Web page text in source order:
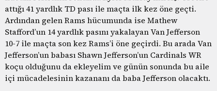
attığı 41 yardlık TD pası ile maçta ilk kez öne geçti.
Ardından gelen Rams hücumunda ise Mathew
Stafford’un 14 yardlık pasını yakalayan Van Jefferson
10-7 ile maçta son kez Rams’i öne geçirdi. Bu arada Van
Jefferson’un babası Shawn Jefferson’un Cardinals WR
koçu olduğunu da ekleyelim ve günün sonunda bu aile
içi mücadelesinin kazananı da baba Jefferson olacaktı.